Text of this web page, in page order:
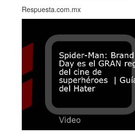
Respuesta.com.mx